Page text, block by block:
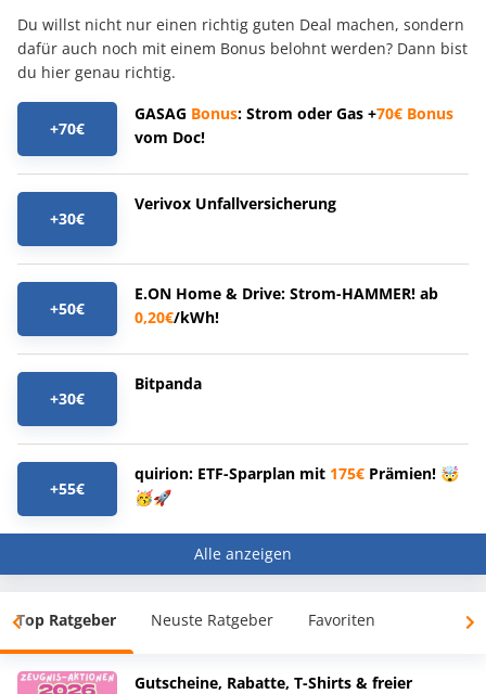
Du willst nicht nur einen richtig guten Deal machen, sondern
dafür auch noch mit einem Bonus belohnt werden? Dann bist
du hier genau richtig.
+70€
GASAG Bonus: Strom oder Gas +70€ Bonus
vom Doc!
+30€
Verivox Unfallversicherung
+50€
E.ON Home & Drive: Strom-HAMMER! ab
0,20€/kWh!
+30€
Bitpanda
+55€
quirion: ETF-Sparplan mit 175€ Prämien! 🤯
🥳🚀
Alle anzeigen
Top Ratgeber Neuste Ratgeber Favoriten
Gutscheine, Rabatte, T-Shirts & freier